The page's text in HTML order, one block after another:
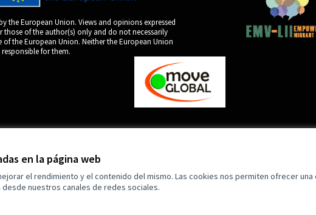
en la página web
el rendimiento y el contenido del mismo. Las cookies nos permiten ofrecer una
nuestros canales de redes sociales.
the European Union. Views and opinions expressed
those of the author(s) only and do not necessarily
of the European Union. Neither the European Union
for them.